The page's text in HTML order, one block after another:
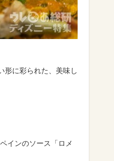
形に彩られた、美味し
インのソース「ロメ